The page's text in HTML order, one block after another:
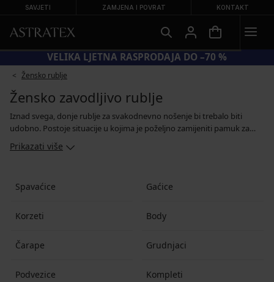
SAVJETI ZAMJENA I POVRAT KONTAKT
KOD SUN20 = −20 % NA SNIŽENE KUPAĆE KOSTIME
Žensko rublje
Žensko zavodljivo rublje
Iznad svega, donje rublje za svakodnevno nošenje bi trebalo biti
udobno. Postoje situacije u kojima je poželjno zamijeniti pamuk za
finu čipku, zavodljivi saten, prozirni til i profinjene krojeve. Žensko
zavodljivo donje rublje može biti sasvim pristojno i vrlo hrabro. Na
čarapama, zavodljive setove i mrežaste čarape koje otkrivaju više
Prikazati više
Spavaćice Gaćice
Korzeti Body
Čarape Grudnjaci
Podvezice Kompleti